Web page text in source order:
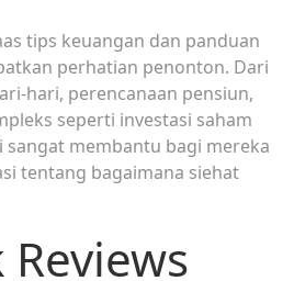
tips keuangan dan panduan
perhatian penonton. Dari
hari, perencanaan pensiun,
seperti investasi saham
membantu bagi mereka
tentang bagaimana siehat